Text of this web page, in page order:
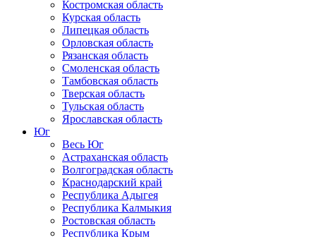
Костромская область
Курская область
Липецкая область
Орловская область
Рязанская область
Смоленская область
Тамбовская область
Тверская область
Тульская область
Ярославская область
Юг
Весь Юг
Астраханская область
Волгоградская область
Краснодарский край
Республика Адыгея
Республика Калмыкия
Ростовская область
Республика Крым